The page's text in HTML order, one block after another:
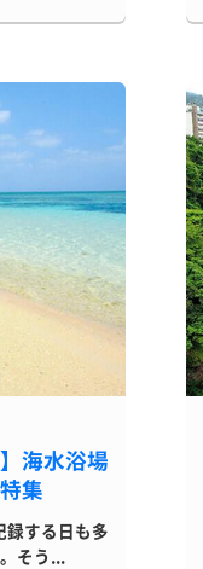
海水浴場
集
録する日も多
そう...